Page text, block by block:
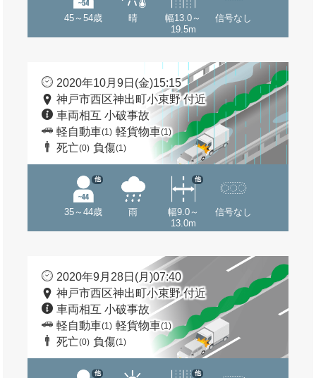
45～54歳 晴
幅13.0～
19.5m
信号なし
2020年10月9日(金)15:15
神戸市西区神出町小束野 付近
車両相互 小破事故
軽自動車(1) 軽貨物車(1)
死亡(0) 負傷(1)
35～44歳
他
雨
幅9.0～
13.0m
他
信号なし
2020年9月28日(月)07:40
神戸市西区神出町小束野 付近
車両相互 小破事故
軽自動車(1) 軽貨物車(1)
死亡(0) 負傷(1)
他 他